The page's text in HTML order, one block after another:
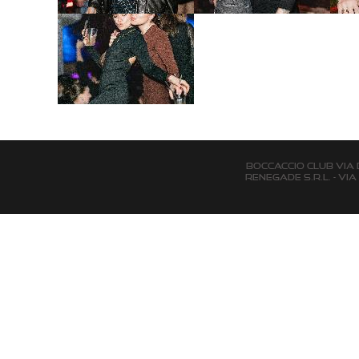
BOCCACCIO CLUB
Renegade s.r.l. - Via